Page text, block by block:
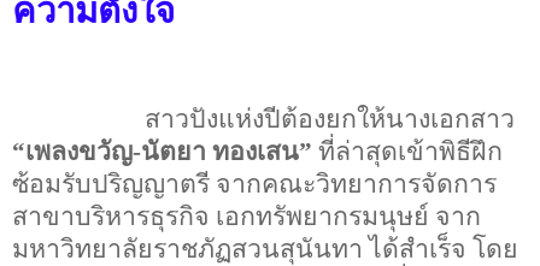
ความตั้งใจ
สาวปังแห่งปีต้องยกให้นางเอกสาว
“เพลงขวัญ-นัตยา ทองเสน” ที่ล่าสุดเข้าพิธีฝึก
ซ้อมรับปริญญาตรี จากคณะวิทยาการจัดการ
สาขาบริหารธุรกิจ เอกทรัพยากรมนุษย์ จาก
มหาวิทยาลัยราชภัฏสวนสุนันทา ได้สำเร็จ โดย